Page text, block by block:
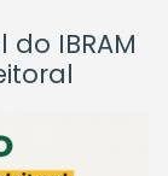
IBRAM